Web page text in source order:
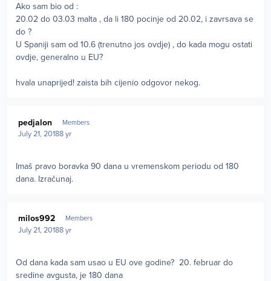
Ako sam bio od :
20.02 do 03.03 malta , da li 180 pocinje od 20.02, i zavrsava se
do ?
U Spaniji sam od 10.6 (trenutno jos ovdje) , do kada mogu ostati
ovdje, generalno u EU?
hvala unaprijed! zaista bih cijenio odgovor nekog.
pedjalon Members
July 21, 20188 yr
Imaš pravo boravka 90 dana u vremenskom periodu od 180
dana. Izračunaj.
milos992 Members
July 21, 20188 yr
Od dana kada sam usao u EU ove godine? 20. februar do
sredine avgusta, je 180 dana